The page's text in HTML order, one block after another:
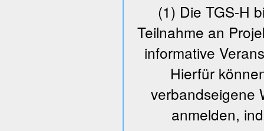
(1) Die TGS-H
Teilnahme an
informative
Hierfür
verbandseigene
anmelden,